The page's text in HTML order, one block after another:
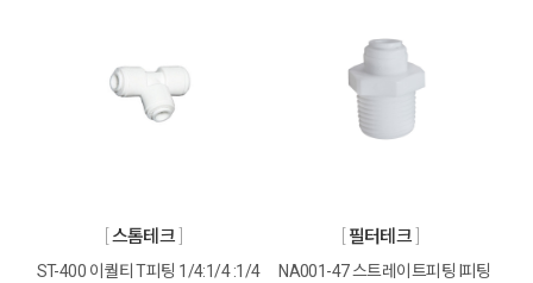
스톰테크
ST-400 이퀄티 T피팅 1/4:1/4 :1/4
필터테크
NA001-47 스트레이트피팅 I피팅